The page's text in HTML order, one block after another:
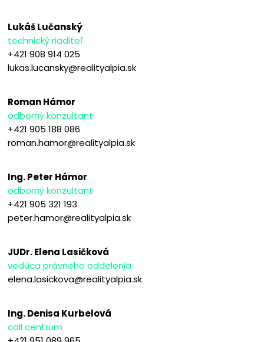
Lukáš Lučanský
technický riaditeľ
+421 908 914 025
lukas.lucansky@realityalpia.sk
Roman Hámor
odborný konzultant
+421 905 188 086
roman.hamor@realityalpia.sk
Ing. Peter Hámor
odborný konzultant
+421 905 321 193
peter.hamor@realityalpia.sk
JUDr. Elena Lasičková
vedúca právneho oddelenia
elena.lasickova@realityalpia.sk
Ing. Denisa Kurbelová
call centrum